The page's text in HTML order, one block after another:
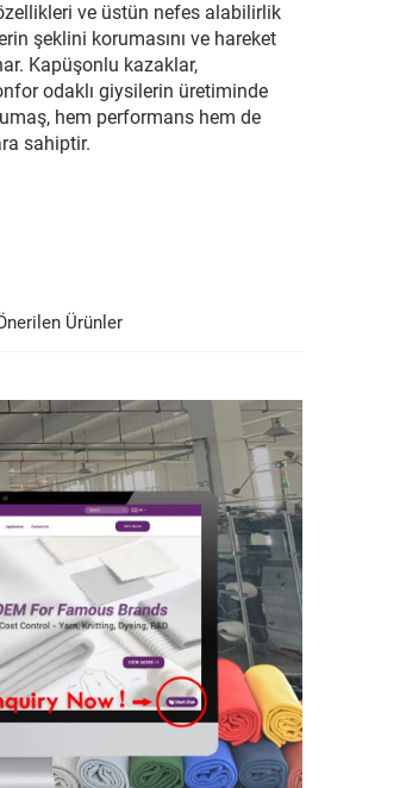
ve üstün nefes alabilirlik
şeklini korumasını ve hareket
Kapüşonlu kazaklar,
odaklı giysilerin üretiminde
hem performans hem de
sahiptir.
Ürünler